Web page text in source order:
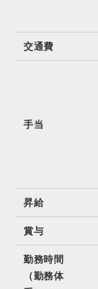
交通費
手当
昇給
賞与
勤務時間
（勤務体